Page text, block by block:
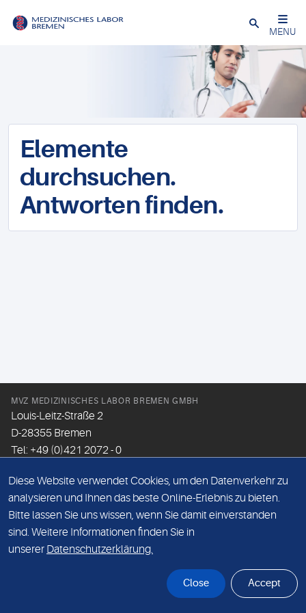
Schließen
MENU
Elemente
durchsuchen.
Antworten finden.
MVZ MEDIZINISCHES LABOR BREMEN GMBH
Louis-Leitz-Straße 2
D-28355 Bremen
Tel: +49 (0)421 2072 - 0
Email:info@mlhb.de
DATENSCHUTZ
IMPRESSUM
Diese Website verwendet Cookies, um den Datenverkehr zu
analysieren und Ihnen das beste Online-Erlebnis zu bieten.
Bitte lassen Sie uns wissen, wenn Sie damit einverstanden
sind. Weitere Informationen finden Sie in
unserer Datenschutzerklärung.
Close Accept